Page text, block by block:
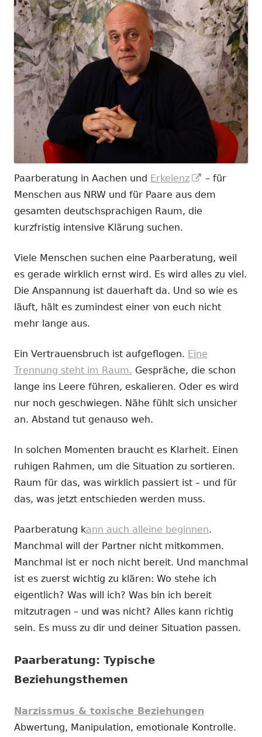
Paarberatung in Aachen und Erkelenz
In
neuem
– für
Menschen aus NRW und für Paare aus dem
gesamten deutschsprachigen Raum, die
kurzfristig intensive Klärung suchen.
Viele Menschen suchen eine Paarberatung, weil
es gerade wirklich ernst wird. Es wird alles zu viel.
Die Anspannung ist dauerhaft da. Und so wie es
läuft, hält es zumindest einer von euch nicht
mehr lange aus.
Ein Vertrauensbruch ist aufgeflogen. Eine
Trennung steht im Raum. Gespräche, die schon
lange ins Leere führen, eskalieren. Oder es wird
nur noch geschwiegen. Nähe fühlt sich unsicher
an. Abstand tut genauso weh.
In solchen Momenten braucht es Klarheit. Einen
ruhigen Rahmen, um die Situation zu sortieren.
Raum für das, was wirklich passiert ist – und für
das, was jetzt entschieden werden muss.
Paarberatung kann auch alleine beginnen.
Manchmal will der Partner nicht mitkommen.
Manchmal ist er noch nicht bereit. Und manchmal
ist es zuerst wichtig zu klären: Wo stehe ich
eigentlich? Was will ich? Was bin ich bereit
mitzutragen – und was nicht? Alles kann richtig
sein. Es muss zu dir und deiner Situation passen.
Paarberatung: Typische
Beziehungsthemen
Narzissmus & toxische Beziehungen
Abwertung, Manipulation, emotionale Kontrolle.